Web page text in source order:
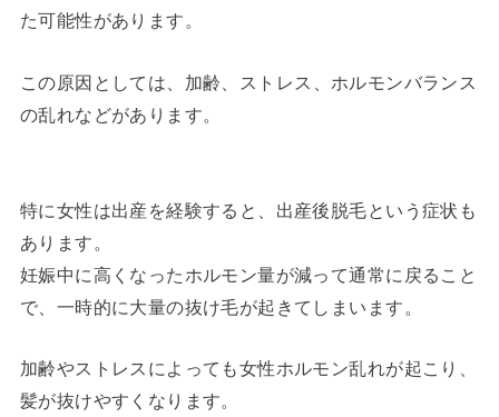
た可能性があります。
この原因としては、 加齢、ストレス、ホルモンバランス
の乱れなどがあります。
特に女性は出産を経験すると、出産後脱毛という症状も
あります。
妊娠中に高くなったホルモン量が減って通常に戻ること
で、一時的に大量の抜け毛が起きてしまいます。
加齢やストレスによっても女性ホルモン乱れが起こり、
髪が抜けやすくなります。